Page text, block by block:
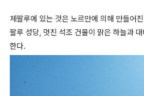
체팔루에 있는 것은 노르만에 의해 만들어
팔루 성당, 멋진 석조 건물이 맑은 하늘과
한다.